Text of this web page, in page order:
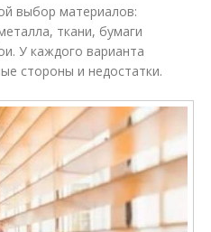
выбор материалов:
ткани, бумаги
У каждого варианта
стороны и недостатки.